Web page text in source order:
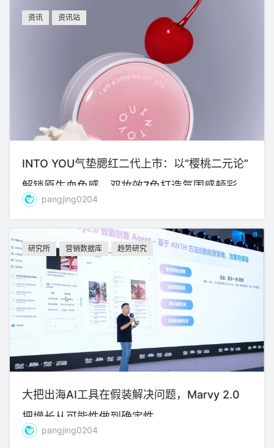
资讯 资讯站
INTO YOU气垫腮红二代上市：以“樱桃二元论”
解锁原生血色感，双妆效7色打造氛围感颊彩
pangjing0204
研究所 营销数据库 趋势研究
大把出海AI工具在假装解决问题，Marvy 2.0
把增长从可能性做到确定性
pangjing0204